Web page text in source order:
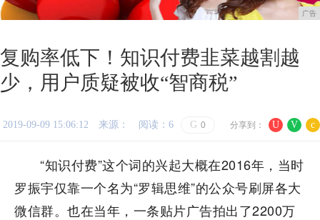
广告
复购率低下！知识付费韭菜越割越
少，用户质疑被收“智商税”
U V c
分享到：
2019-09-09 15:06:12 来源： 阅读：6 G 0
“知识付费”这个词的兴起大概在2016年，当时
罗振宇仅靠一个名为“罗辑思维”的公众号刷屏各大
微信群。也在当年，一条贴片广告拍出了2200万